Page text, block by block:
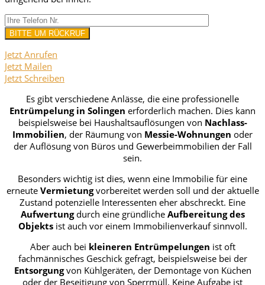
Jetzt Anrufen
Jetzt Mailen
Jetzt Schreiben
Es gibt verschiedene Anlässe, die eine professionelle
Entrümpelung in Solingen erforderlich machen. Dies kann
beispielsweise bei Haushaltsauflösungen von Nachlass-
Immobilien, der Räumung von Messie-Wohnungen oder
der Auflösung von Büros und Gewerbeimmobilien der Fall
sein.
Besonders wichtig ist dies, wenn eine Immobilie für eine
erneute Vermietungvorbereitet werden soll und der aktuelle
Zustand potenzielle Interessenten eher abschreckt. Eine
Aufwertungdurch eine gründliche Aufbereitung des
Objektsist auch vor einem Immobilienverkauf sinnvoll.
Aber auch bei kleineren Entrümpelungen ist oft
fachmännisches Geschick gefragt, beispielsweise bei der
Entsorgungvon Kühlgeräten, der Demontage von Küchen
oder der Beseitigung von Sperrmüll. Keine Aufgabe ist